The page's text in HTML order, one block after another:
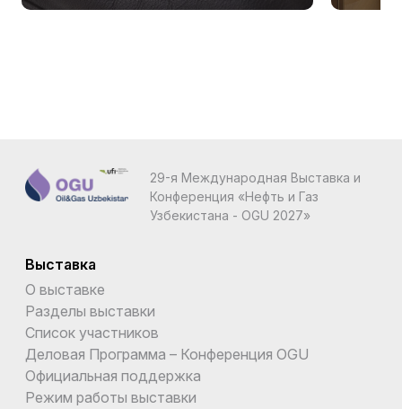
29-я Международная Выставка и
Конференция «Нефть и Газ
Узбекистана - OGU 2027»
Выставка
О выставке
Разделы выставки
Список участников
Деловая Программа – Конференция OGU
Официальная поддержка
Режим работы выставки